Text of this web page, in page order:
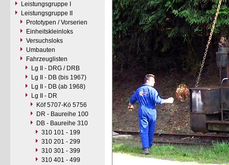
Leistungsgruppe I
Leistungsgruppe II
Prototypen / Vorserien
Einheitskleinloks
Versuchsloks
Umbauten
Fahrzeuglisten
Lg II - DRG / DRB
Lg II - DB (bis 1967)
Lg II - DB (ab 1968)
Lg II - DR
Köf 5707-Kö 5756
DR - Baureihe 100
DB - Baureihe 310
310 101 - 199
310 201 - 299
310 301 - 399
310 401 - 499